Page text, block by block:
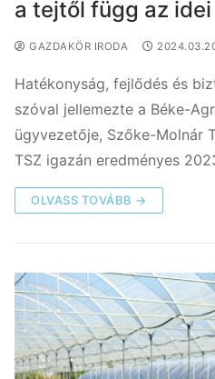
a tejtől függ az
GAZDAKÖR IRODA
Hatékonyság, fejlődés és
szóval jellemezte a Béke-
ügyvezetője, Szőke-Molnár
TSZ igazán eredményes
OLVASS TOVÁBB →